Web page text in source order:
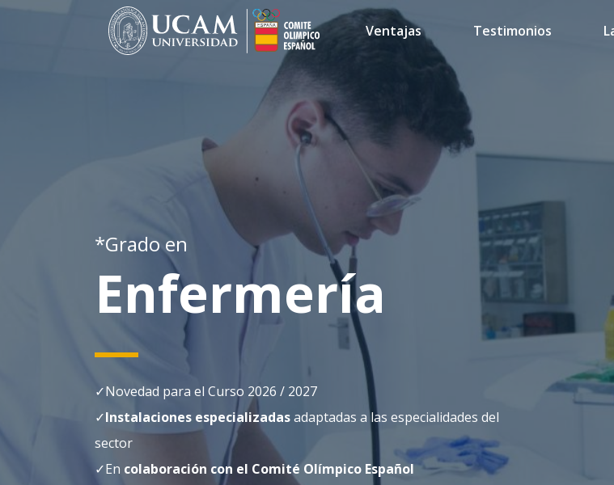
Ventajas Testimonios
*Grado en
Enfermería
Novedad para el Curso 2026 / 2027
Instalaciones especializadasadaptadas a las especialidades del
sector
En colaboración con el Comité Olímpico Español